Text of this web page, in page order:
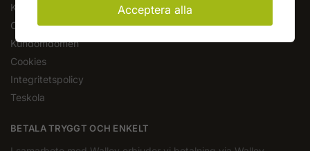
Kontakta oss
Om oss
Kundomdömen
Cookies
Integritetspolicy
Teskola
BETALA TRYGGT OCH ENKELT
Acceptera alla